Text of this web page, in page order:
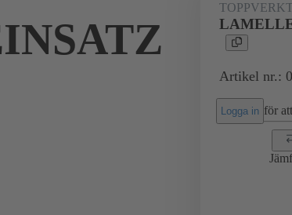
Artikel nr.:
Logga in för